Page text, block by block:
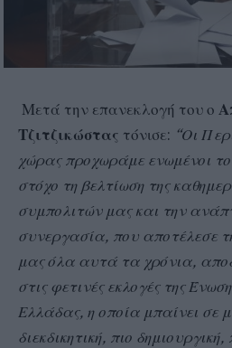
Μετά την επανεκλογή του ο
Τζιτζικώστας τόνισε: “Οι
χώρας προχωράμε ενωμένοι
στόχο τη βελτίωση της
συμπολιτών μας και την
συνεργασία, που αποτέλεσε
μας όλα αυτά τα χρόνια,
στις φετινές εκλογές της
Ελλάδας, η οποία μπαίνει σε
διεκδικητική, πιο